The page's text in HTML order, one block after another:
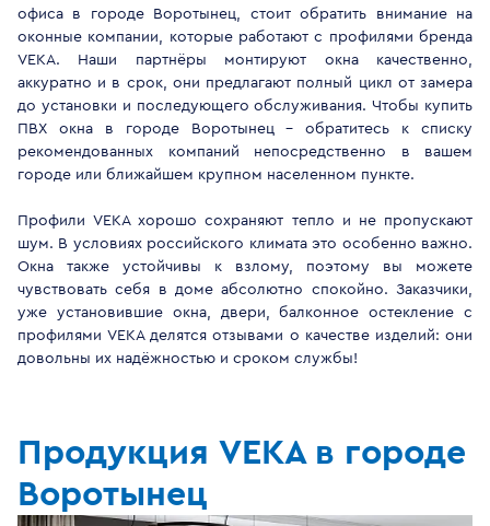
офиса в городе Воротынец, стоит обратить внимание на
оконные компании, которые работают с профилями бренда
VEKA. Наши партнёры монтируют окна качественно,
аккуратно и в срок, они предлагают полный цикл от замера
до установки и последующего обслуживания. Чтобы купить
ПВХ окна в городе Воротынец - обратитесь к списку
рекомендованных компаний непосредственно в вашем
городе или ближайшем крупном населенном пункте.
Профили VEKA хорошо сохраняют тепло и не пропускают
шум. В условиях российского климата это особенно важно.
Окна также устойчивы к взлому, поэтому вы можете
чувствовать себя в доме абсолютно спокойно. Заказчики,
уже установившие окна, двери, балконное остекление с
профилями VEKA делятся отзывами о качестве изделий: они
довольны их надёжностью и сроком службы!
Продукция VEKA в городе
Воротынец